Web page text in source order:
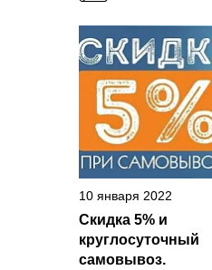
10 января 2022
Скидка 5% и
круглосуточный
самовывоз.